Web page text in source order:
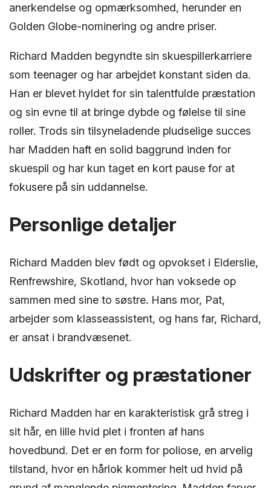
anerkendelse og opmærksomhed, herunder en
Golden Globe-nominering og andre priser.
Richard Madden begyndte sin skuespillerkarriere
som teenager og har arbejdet konstant siden da.
Han er blevet hyldet for sin talentfulde præstation
og sin evne til at bringe dybde og følelse til sine
roller. Trods sin tilsyneladende pludselige succes
har Madden haft en solid baggrund inden for
skuespil og har kun taget en kort pause for at
fokusere på sin uddannelse.
Personlige detaljer
Richard Madden blev født og opvokset i Elderslie,
Renfrewshire, Skotland, hvor han voksede op
sammen med sine to søstre. Hans mor, Pat,
arbejder som klasseassistent, og hans far, Richard,
er ansat i brandvæsenet.
Udskrifter og præstationer
Richard Madden har en karakteristisk grå streg i
sit hår, en lille hvid plet i fronten af ​​hans
hovedbund. Det er en form for poliose, en arvelig
tilstand, hvor en hårlok kommer helt ud hvid på